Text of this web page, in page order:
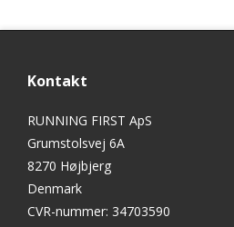
Kontakt
RUNNING FIRST ApS
Grumstolsvej 6A
8270 Højbjerg
Denmark
CVR-nummer: 34703590